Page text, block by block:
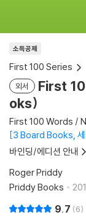
소득공제
First 100 Series
외서
First
oks)
First 100 Words /
3 Board Books, 세
바인딩/에디션 안내
Roger Priddy
Priddy Books
9.7 6